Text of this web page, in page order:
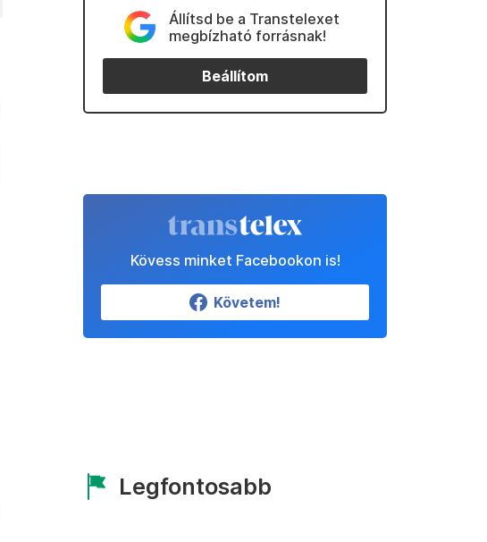
Állítsd be a Transtelexet
megbízható forrásnak!
Beállítom
Kövess minket Facebookon is!
Követem!
Legfontosabb